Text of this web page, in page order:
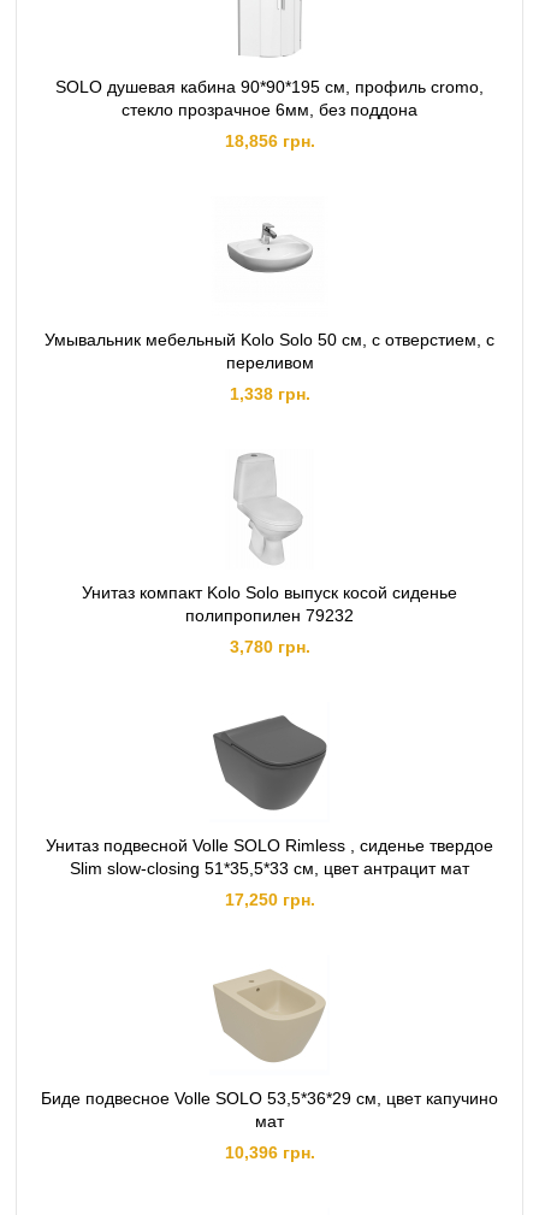
SOLO душевая кабина 90*90*195 см, профиль cromo,
стекло прозрачное 6мм, без поддона
18,856 грн.
Умывальник мебельный Kolo Solo 50 см, с отверстием, с
переливом
1,338 грн.
Унитаз компакт Kolo Solo выпуск косой сиденье
полипропилен 79232
3,780 грн.
Унитаз подвесной Volle SOLO Rimless , сиденье твердое
Slim slow-closing 51*35,5*33 см, цвет антрацит мат
17,250 грн.
Биде подвесное Volle SOLO 53,5*36*29 см, цвет капучино
мат
10,396 грн.